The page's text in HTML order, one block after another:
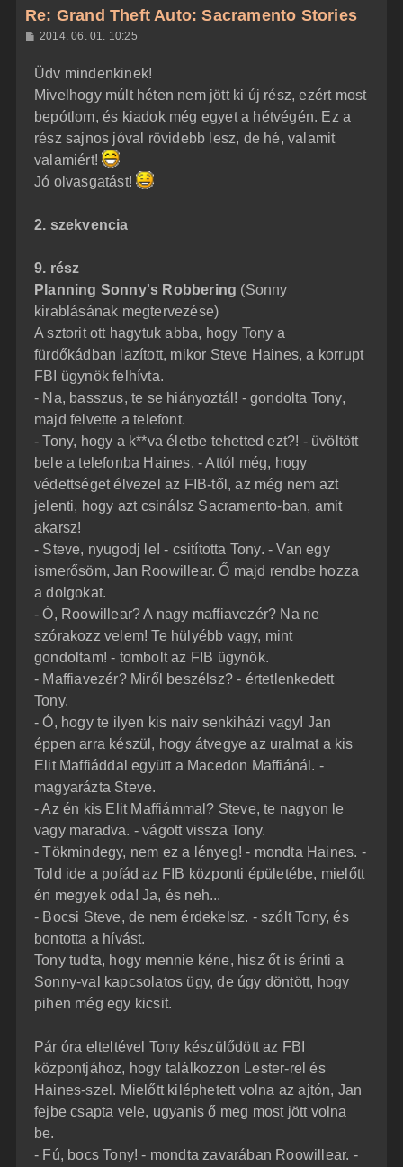
Re: Grand Theft Auto: Sacramento Stories
H
z
s
z
ó
l
s
2014. 06. 01. 10:25
Üdv mindenkinek!
Mivelhogy múlt héten nem jött ki új rész, ezért most
bepótlom, és kiadok még egyet a hétvégén. Ez a
rész sajnos jóval rövidebb lesz, de hé, valamit
valamiért!
Jó olvasgatást!
2. szekvencia
9. rész
Planning Sonny's Robbering (Sonny
kirablásának megtervezése)
A sztorit ott hagytuk abba, hogy Tony a
fürdőkádban lazított, mikor Steve Haines, a korrupt
FBI ügynök felhívta.
- Na, basszus, te se hiányoztál! - gondolta Tony,
majd felvette a telefont.
- Tony, hogy a k**va életbe tehetted ezt?! - üvöltött
bele a telefonba Haines. - Attól még, hogy
védettséget élvezel az FIB-től, az még nem azt
jelenti, hogy azt csinálsz Sacramento-ban, amit
akarsz!
- Steve, nyugodj le! - csitította Tony. - Van egy
ismerősöm, Jan Roowillear. Ő majd rendbe hozza
a dolgokat.
- Ó, Roowillear? A nagy maffiavezér? Na ne
szórakozz velem! Te hülyébb vagy, mint
gondoltam! - tombolt az FIB ügynök.
- Maffiavezér? Miről beszélsz? - értetlenkedett
Tony.
- Ó, hogy te ilyen kis naiv senkiházi vagy! Jan
éppen arra készül, hogy átvegye az uralmat a kis
Elit Maffiáddal együtt a Macedon Maffiánál. -
magyarázta Steve.
- Az én kis Elit Maffiámmal? Steve, te nagyon le
vagy maradva. - vágott vissza Tony.
- Tökmindegy, nem ez a lényeg! - mondta Haines. -
Told ide a pofád az FIB központi épületébe, mielőtt
én megyek oda! Ja, és neh...
- Bocsi Steve, de nem érdekelsz. - szólt Tony, és
bontotta a hívást.
Tony tudta, hogy mennie kéne, hisz őt is érinti a
Sonny-val kapcsolatos ügy, de úgy döntött, hogy
pihen még egy kicsit.
Pár óra elteltével Tony készülődött az FBI
központjához, hogy találkozzon Lester-rel és
Haines-szel. Mielőtt kiléphetett volna az ajtón, Jan
fejbe csapta vele, ugyanis ő meg most jött volna
be.
- Fú, bocs Tony! - mondta zavarában Roowillear. -